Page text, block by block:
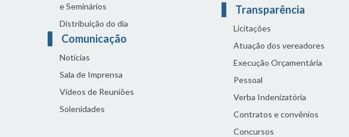
e Seminários
Distribuição do dia
Comunicação
Notícias
Sala de Imprensa
Vídeos de Reuniões
Solenidades
Transparência
Licitações
Atuação dos vereadores
Execução Orçamentária
Pessoal
Verba Indenizatória
Contratos e convênios
Concursos